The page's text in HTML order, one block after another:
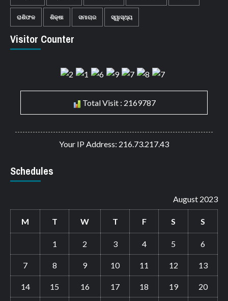
ରାଶିଫଳ ଶିକ୍ଷା ସମାଚାର ସ୍ୱାସ୍ଥ୍ୟ
Visitor Counter
Total Visit : 2169787
Your IP Address: 216.73.217.43
Schedules
August 2023
M T W T F S S
1 2 3 4 5 6
7 8 9 10 11 12 13
14 15 16 17 18 19 20